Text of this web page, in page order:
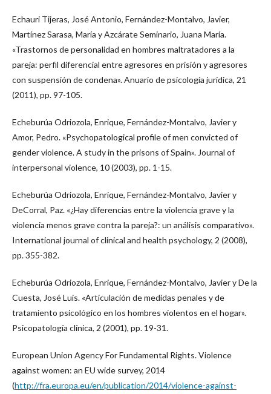
Echauri Tijeras, José Antonio, Fernández-Montalvo, Javier,
Martínez Sarasa, María y Azcárate Seminario, Juana María.
«Trastornos de personalidad en hombres maltratadores a la
pareja: perfil diferencial entre agresores en prisión y agresores
con suspensión de condena». Anuario de psicología jurídica, 21
(2011), pp. 97-105.
Echeburúa Odriozola, Enrique, Fernández-Montalvo, Javier y
Amor, Pedro. «Psychopatological profile of men convicted of
gender violence. A study in the prisons of Spain». Journal of
interpersonal violence, 10 (2003), pp. 1-15.
Echeburúa Odriozola, Enrique, Fernández-Montalvo, Javier y
DeCorral, Paz. «¿Hay diferencias entre la violencia grave y la
violencia menos grave contra la pareja?: un análisis comparativo».
International journal of clinical and health psychology, 2 (2008),
pp. 355-382.
Echeburúa Odriozola, Enrique, Fernández-Montalvo, Javier y De la
Cuesta, José Luis. «Articulación de medidas penales y de
tratamiento psicológico en los hombres violentos en el hogar».
Psicopatología clínica, 2 (2001), pp. 19-31.
European Union Agency For Fundamental Rights. Violence
against women: an EU wide survey, 2014
(http://fra.europa.eu/en/publication/2014/violence-against-